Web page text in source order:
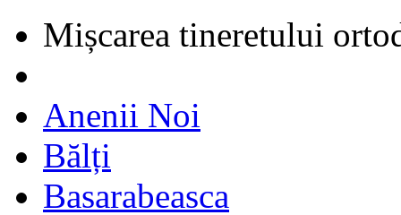
Mișcarea tineretului
Anenii Noi
Bălți
Basarabeasca